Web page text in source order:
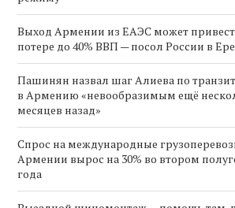
Выход Армении из ЕАЭС может
потере до 40% ВВП — посол России в
Пашинян назвал шаг Алиева по
в Армению «невообразимым ещё
месяцев назад»
Спрос на международные
Армении вырос на 30% во втором
года